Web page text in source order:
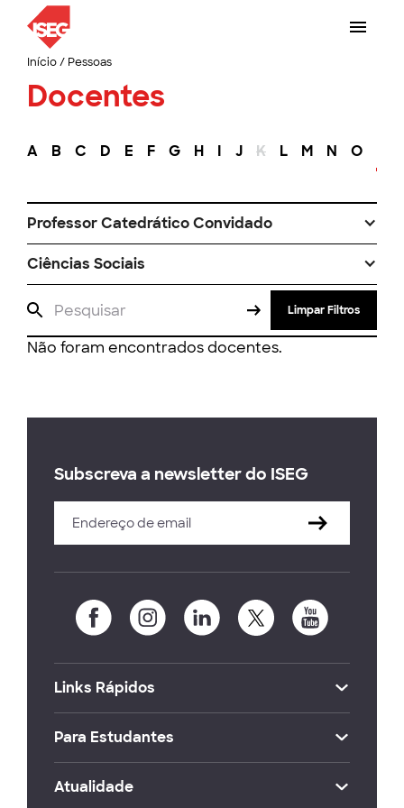
Início/ Pessoas
Docentes
A B C D E F G H I J K L M N O
Professor Catedrático Convidado
Ciências Sociais
Limpar Filtros
Não foram encontrados docentes.
Subscreva a newsletter do ISEG
Links Rápidos
Para Estudantes
Atualidade